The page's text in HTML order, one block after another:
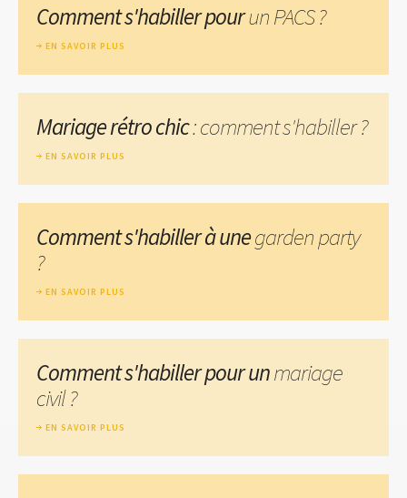
Comment s'habiller pourun PACS ?
EN SAVOIR PLUS
Mariage rétro chic: comment s'habiller ?
EN SAVOIR PLUS
Comment s'habiller à unegarden party
?
EN SAVOIR PLUS
Comment s'habiller pour unmariage
civil ?
EN SAVOIR PLUS